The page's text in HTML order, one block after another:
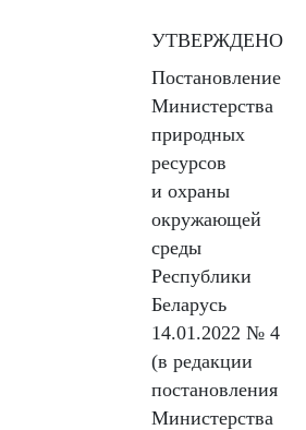
УТВЕРЖДЕНО
Постановление
Министерства
природных
ресурсов
и охраны
окружающей
среды
Республики
Беларусь
14.01.2022 № 4
(в редакции
постановления
Министерства